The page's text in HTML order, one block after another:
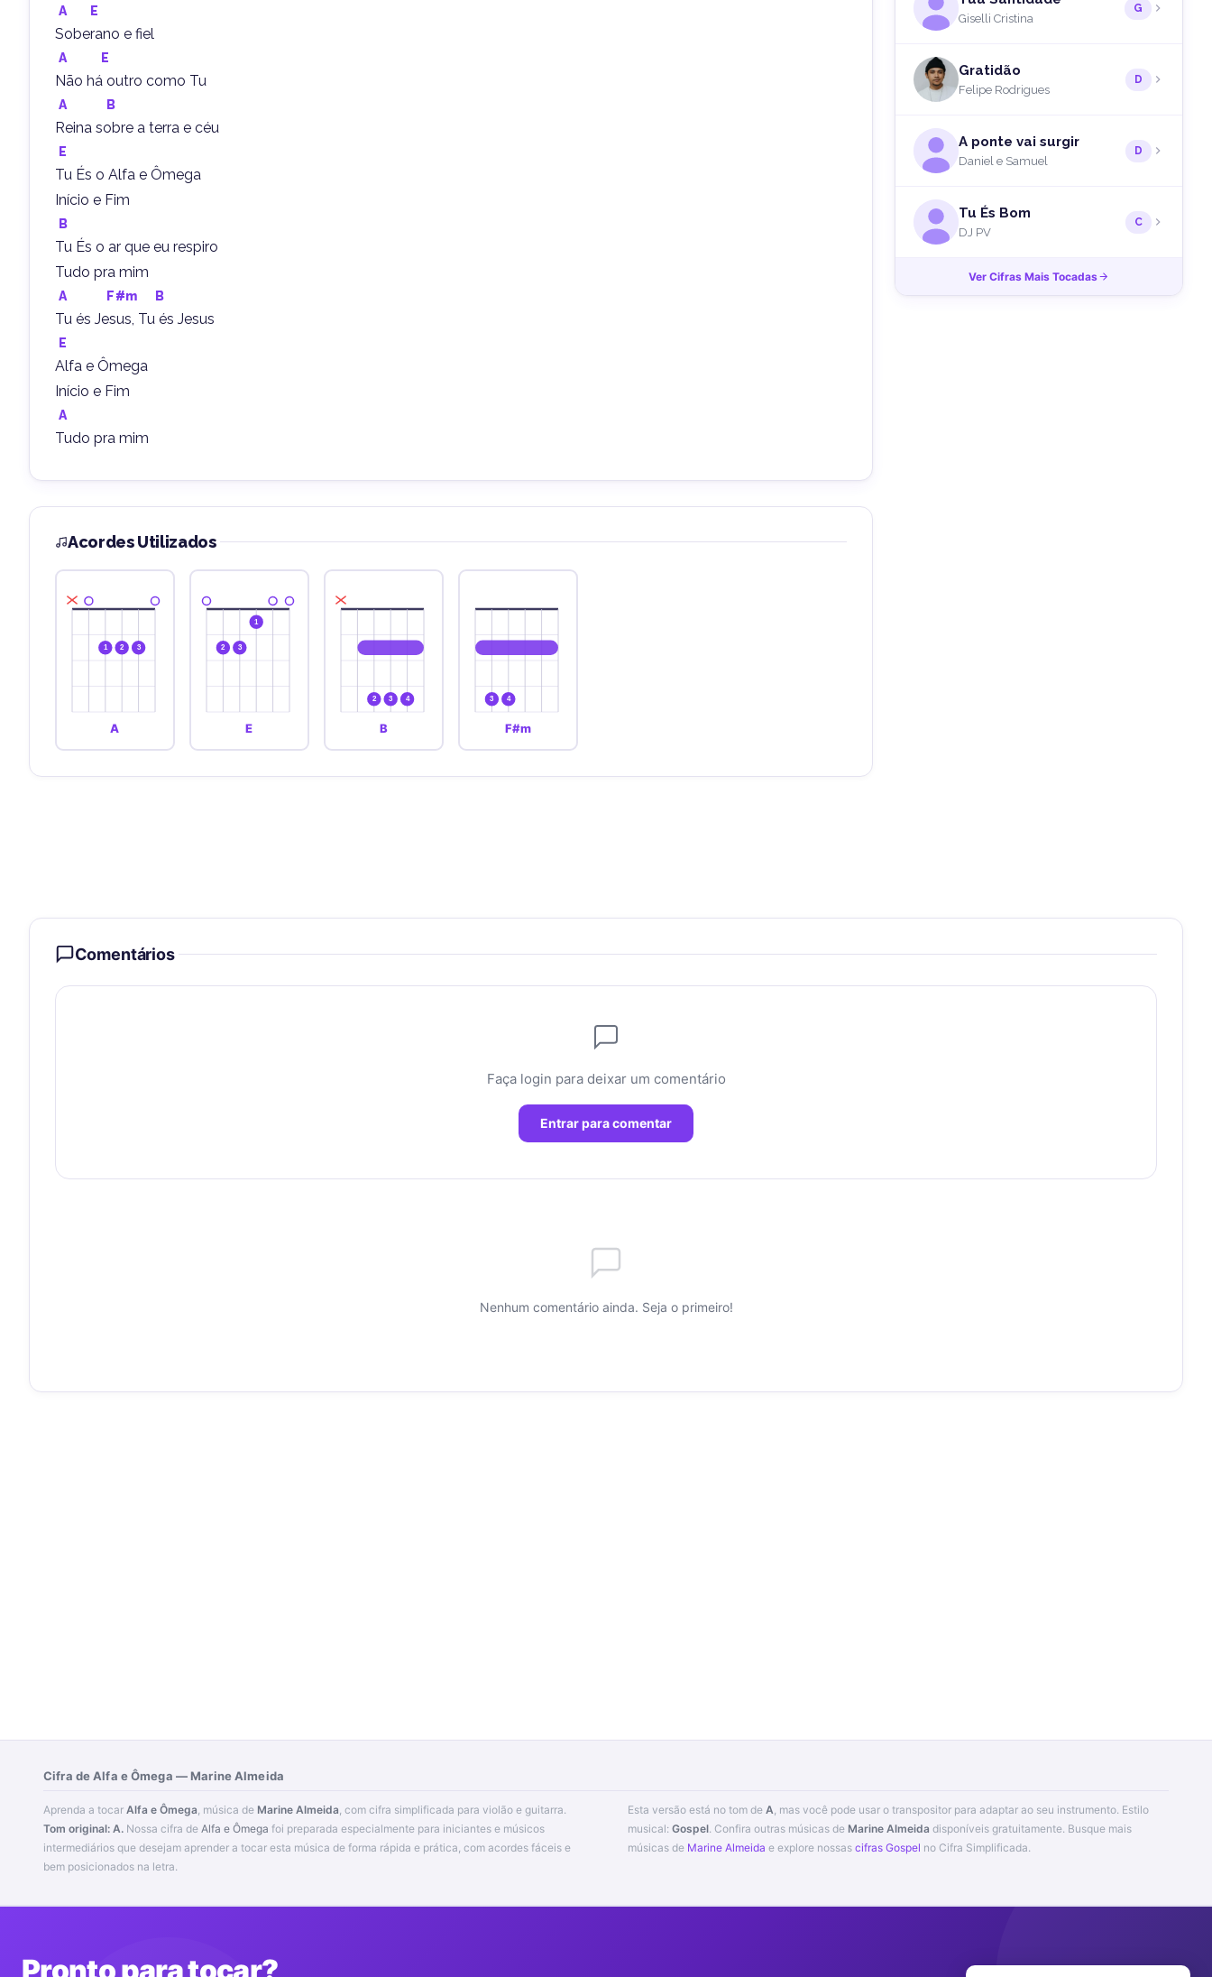
A E
Soberano e fiel
A E
Não há outro como Tu
A B
Reina sobre a terra e céu
E
Tu És o Alfa e Ômega
Início e Fim
B
Tu És o ar que eu respiro
Tudo pra mim
A F#m B
Tu és Jesus, Tu és Jesus
E
Alfa e Ômega
Início e Fim
A
Tudo pra mim
Acordes Utilizados
1 2 3
A
2 3
1
E
2 3 4
B
3 4
F#m
Giselli Cristina
G
Gratidão
Felipe Rodrigues
D
A ponte vai surgir
Daniel e Samuel
D
Tu És Bom
DJ PV
C
Ver Cifras Mais Tocadas
Comentários
Faça login para deixar um comentário
Entrar para comentar
Nenhum comentário ainda. Seja o primeiro!
Cifra de Alfa e Ômega — Marine Almeida
Aprenda a tocar Alfa e Ômega, música de Marine Almeida, com cifra simplificada para violão e guitarra.
Tom original: A. Nossa cifra de Alfa e Ômega foi preparada especialmente para iniciantes e músicos
intermediários que desejam aprender a tocar esta música de forma rápida e prática, com acordes fáceis e
bem posicionados na letra.
Esta versão está no tom de A, mas você pode usar o transpositor para adaptar ao seu instrumento. Estilo
musical: Gospel. Confira outras músicas de Marine Almeida disponíveis gratuitamente. Busque mais
músicas de Marine Almeida e explore nossas cifras Gospel no Cifra Simplificada.